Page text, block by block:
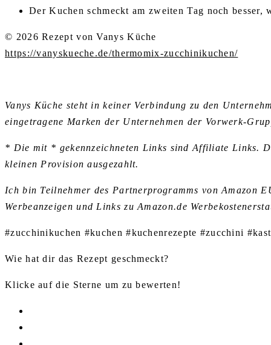
Der Kuchen schmeckt am zweiten Tag noch
© 2026 Rezept von Vanys Küche
https://vanyskueche.de/thermomix-zucchinikuchen/
Vanys Küche steht in keiner Verbindung zu den
eingetragene Marken der Unternehmen der Vorwerk-
* Die mit * gekennzeichneten Links sind Affiliate Links.
kleinen Provision ausgezahlt.
Ich bin Teilnehmer des Partnerprogramms von Amazon
Werbeanzeigen und Links zu Amazon.de
#zucchinikuchen #kuchen #kuchenrezepte #zucchini
Wie hat dir das Rezept geschmeckt?
Klicke auf die Sterne um zu bewerten!